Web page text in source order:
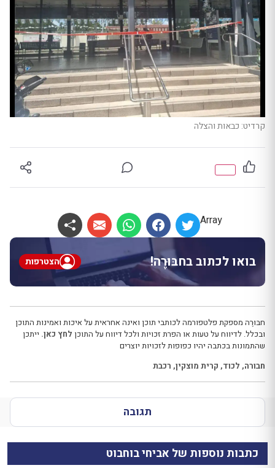
קרדיט: כבאות והצלה
Array
בואו לכתוב בחבּוּרֶה! הצטרפות
חבּוּרֶה מספקת פלטפורמה לכותבי תוכן ואינה אחראית על איכות ואמינות התוכן
ובכלל. לדיווח על טעות או הפרת זכויות ולכל דיווח על התוכן לחץ כאן. ייתכן
שהתמונות בכתבה יהיו כפופות לזכויות יוצרים
חבורה, לכוד, קרית מוצקין, רכבת
תגובה
כתבות נוספות של אביחי בוחבוט